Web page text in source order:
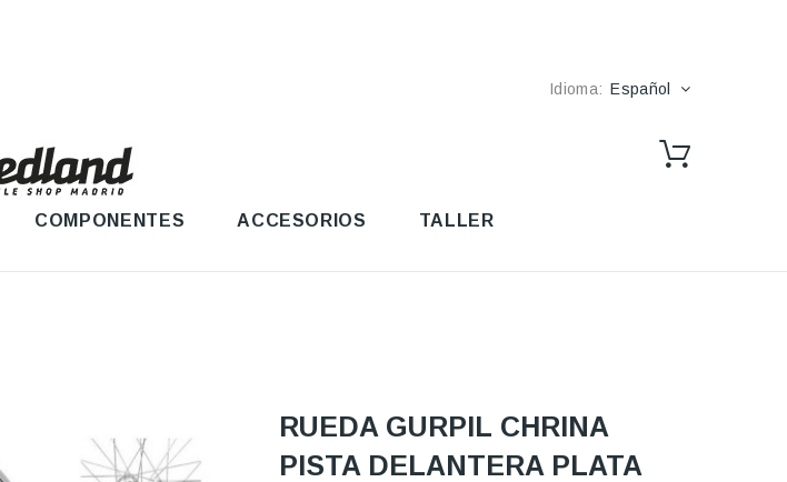
Idioma: Español
COMPONENTES ACCESORIOS TALLER
RUEDA GURPIL CHRINA
PISTA DELANTERA PLATA